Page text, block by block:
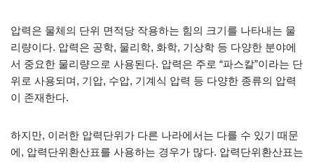
압력은 물체의 단위 면적당 작용하는 힘의 크기를 나타내는 물
리량이다. 압력은 공학, 물리학, 화학, 기상학 등 다양한 분야에
서 중요한 물리량으로 사용된다. 압력은 주로 “파스칼”이라는 단
위로 사용되며, 기압, 수압, 기계식 압력 등 다양한 종류의 압력
이 존재한다.
하지만, 이러한 압력단위가 다른 나라에서는 다를 수 있기 때문
에, 압력단위환산표를 사용하는 경우가 많다. 압력단위환산표는